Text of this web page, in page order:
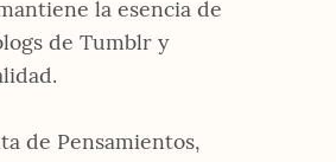
la esencia de
de Tumblr y
de Pensamientos,